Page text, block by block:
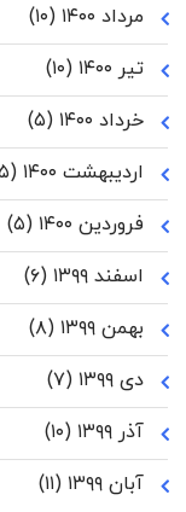
مرداد ۱۴۰۰
(۱۰)
تیر ۱۴۰۰
(۱۰)
خرداد ۱۴۰۰
(۵)
اردیبهشت ۱۴۰۰
(۵)
فروردین ۱۴۰۰
(۵)
اسفند ۱۳۹۹
(۶)
بهمن ۱۳۹۹
(۸)
دی ۱۳۹۹
(۷)
آذر ۱۳۹۹
(۱۰)
آبان ۱۳۹۹
(۱۱)